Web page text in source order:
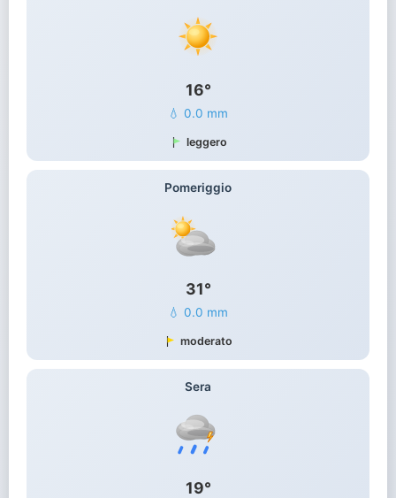
16°
💧 0.0 mm
leggero
Pomeriggio
31°
💧 0.0 mm
moderato
Sera
19°